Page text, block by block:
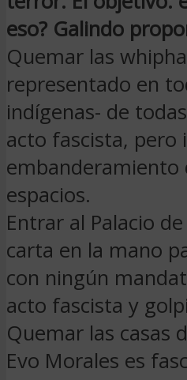
eso? Galindo
Quemar las
representado en
indígenas- de
acto fascista, pero
embanderamiento
espacios.
Entrar al Palacio
carta en la mano
con ningún
acto fascista y
Quemar las casas
Evo Morales es